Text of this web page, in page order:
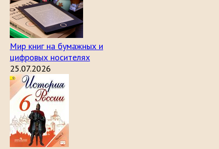
Мир книг на бумажных и
цифровых носителях
25.07.2026